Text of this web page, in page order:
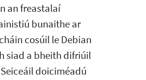
an freastalaí
bunaithe ar
cosúil le Debian
siad a bheith difriúil
doiciméadú